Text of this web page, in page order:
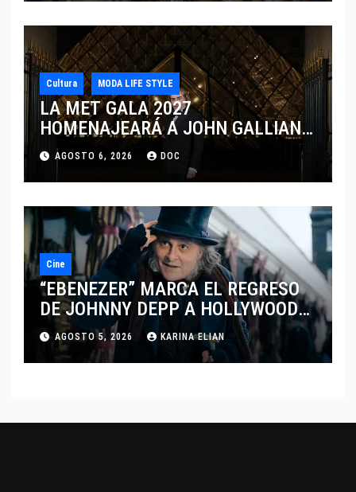
Cultura MODA LIFE STYLE
LA MET GALA 2027
HOMENAJEARÁ A JOHN GALLIANO
MARCANDO EL REGRESO DEL REY
DEL DRAMATISMO
AGOSTO 6, 2026 DOC
Cine
“EBENEZER” MARCA EL REGRESO
DE JOHNNY DEPP A HOLLYWOOD
TRAS SU PASO POR EL CINE
INDEPENDIENTE EUROPEO
AGOSTO 5, 2026 KARINA ELIAN